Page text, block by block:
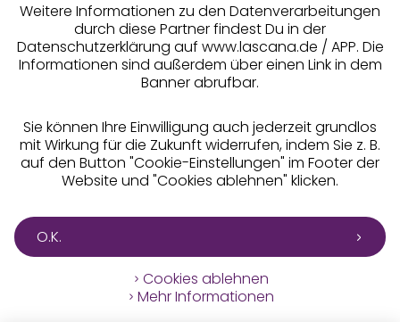
Weitere Informationen zu den Datenverarbeitungen
durch diese Partner findest Du in der
Datenschutzerklärung auf www.lascana.de / APP. Die
Informationen sind außerdem über einen Link in dem
Banner abrufbar.
Sie können Ihre Einwilligung auch jederzeit grundlos
mit Wirkung für die Zukunft widerrufen, indem Sie z. B.
auf den Button "Cookie-Einstellungen" im Footer der
Website und "Cookies ablehnen" klicken.
O.K.
Cookies ablehnen
Mehr Informationen